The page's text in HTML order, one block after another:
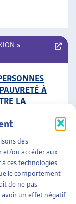
des
et/ou accéder aux
ces technologies
le comportement
de ne pas
un effet négatif
»
À
LA
(résumé en